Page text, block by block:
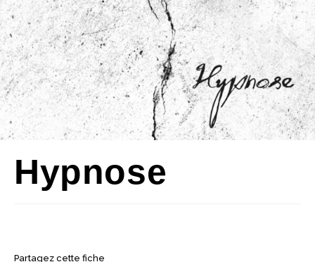
Hypnose
Partagez cette fiche